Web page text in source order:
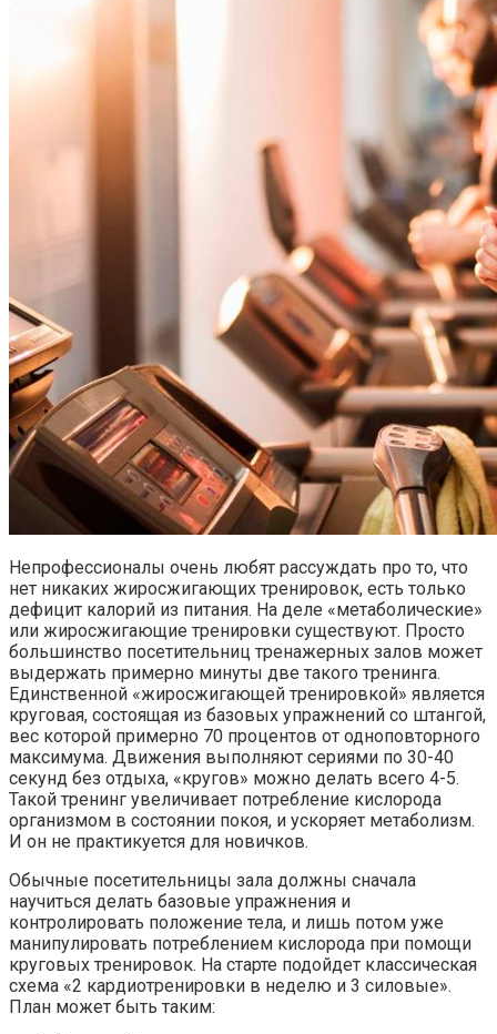
Непрофессионалы очень любят рассуждать про то, что
нет никаких жиросжигающих тренировок, есть только
дефицит калорий из питания. На деле «метаболические»
или жиросжигающие тренировки существуют. Просто
большинство посетительниц тренажерных залов может
выдержать примерно минуты две такого тренинга.
Единственной «жиросжигающей тренировкой» является
круговая, состоящая из базовых упражнений со штангой,
вес которой примерно 70 процентов от одноповторного
максимума. Движения выполняют сериями по 30-40
секунд без отдыха, «кругов» можно делать всего 4-5.
Такой тренинг увеличивает потребление кислорода
организмом в состоянии покоя, и ускоряет метаболизм.
И он не практикуется для новичков.
Обычные посетительницы зала должны сначала
научиться делать базовые упражнения и
контролировать положение тела, и лишь потом уже
манипулировать потреблением кислорода при помощи
круговых тренировок. На старте подойдет классическая
схема «2 кардиотренировки в неделю и 3 силовые».
План может быть таким: